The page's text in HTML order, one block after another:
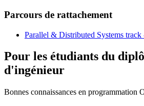
Parcours de rattachement
Parallel & Distributed Systems track
Pour les étudiants du
d'ingénieur
Bonnes connaissances en programmation